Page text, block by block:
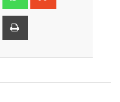
Share